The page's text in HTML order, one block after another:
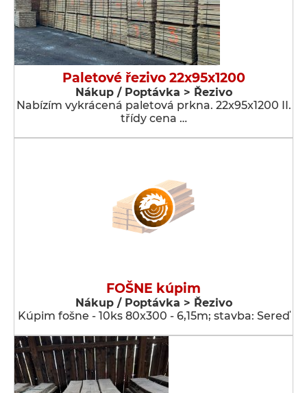
Paletové řezivo 22x95x1200
Nákup / Poptávka > Řezivo
Nabízím vykrácená paletová prkna. 22x95x1200 II.
třídy cena …
FOŠNE kúpim
Nákup / Poptávka > Řezivo
Kúpim fošne - 10ks 80x300 - 6,15m; stavba: Sereď